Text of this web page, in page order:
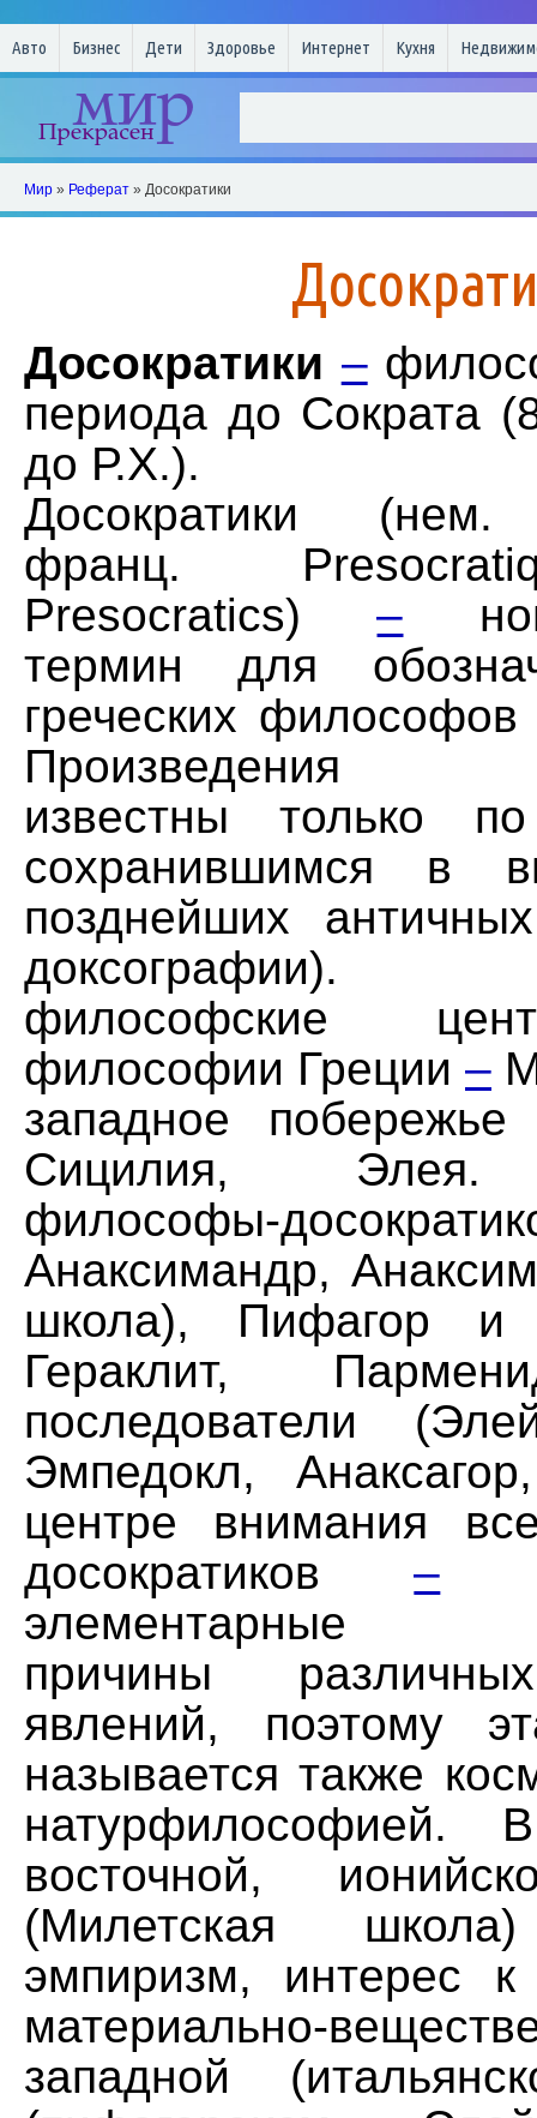
Авто Бизнес Дети Здоровье Интернет Кухня
Мир » Реферат » Досократики
Досократики –
периода до Сократа
до Р.Х.).
Досократики (нем.
франц.
Presocratics)–
термин для
греческих
Произведения
известны только
сохранившимся в
позднейших
доксографии).
философские
философии Греции –
западное
Сицилия, Элея.
философы-
Анаксимандр,
школа), Пифагор и
Гераклит,
последователи
Эмпедокл,
центре внимания
досократиков–
элементарные
причины
явлений, поэтому
называется также
восточной,
(Милетская
эмпиризм, интерес к
материально-
западной